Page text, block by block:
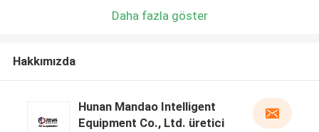
Daha fazla göster
Hakkımızda
Hunan Mandao Intelligent
Equipment Co., Ltd. üretici